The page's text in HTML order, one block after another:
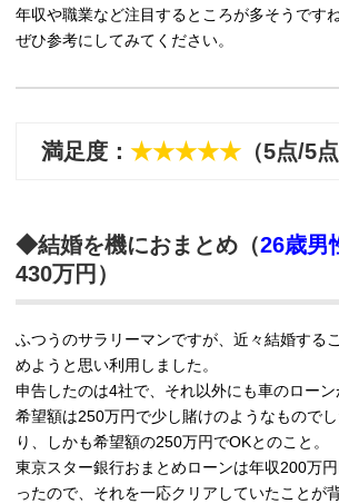
年収や職業など注目するところが多そうですね
ぜひ参考にしてみてください。
満足度： ★★★★★ （5点/5
◆結婚を機におまとめ（26歳男
430万円）
ふつうのサラリーマンですが、近々結婚する
めようと思い利用しました。
申告したのは4社で、それ以外にも車のローン
希望額は250万円で少し賭けのようなもので
り、しかも希望額の250万円でOKとのこと。
東京スター銀行おまとめローンは年収200万
ったので、それを一応クリアしていたことが